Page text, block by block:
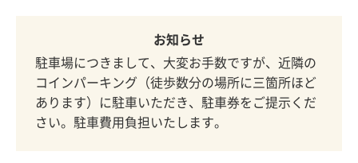
お知らせ
駐車場につきまして、大変お手数ですが、近隣の
コインパーキング（徒歩数分の場所に三箇所ほど
あります）に駐車いただき、駐車券をご提示くだ
さい。駐車費用負担いたします。